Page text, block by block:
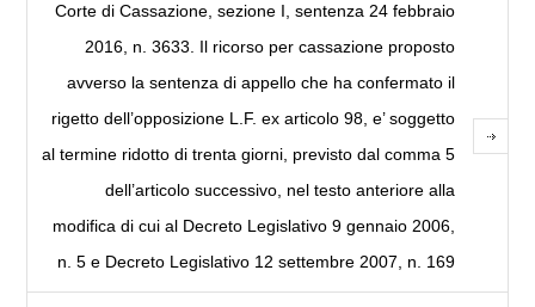
Corte di Cassazione, sezione I, sentenza 24 febbraio
2016, n. 3633. Il ricorso per cassazione proposto
avverso la sentenza di appello che ha confermato il
rigetto dell’opposizione L.F. ex articolo 98, e’ soggetto
al termine ridotto di trenta giorni, previsto dal comma 5
dell’articolo successivo, nel testo anteriore alla
modifica di cui al Decreto Legislativo 9 gennaio 2006,
n. 5 e Decreto Legislativo 12 settembre 2007, n. 169